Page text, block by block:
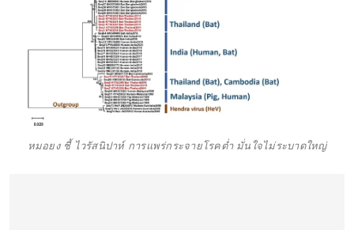
หมอยง ชี้ ไวรัสนิปาห์ การแพร่กระจายโรคต่ำ มั่นใจไม่ระบาดใหญ่